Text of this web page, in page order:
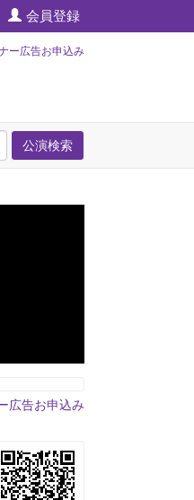
会員登録
ー広告お申込み
公演検索
広告お申込み